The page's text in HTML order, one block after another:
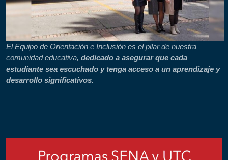
El Equipo de Orientación e Inclusión es el pilar de nuestra
comunidad educativa, dedicado a asegurar que cada
estudiante sea escuchado y tenga acceso a un aprendizaje y
desarrollo significativos.